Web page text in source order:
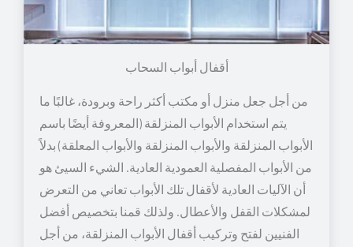
أقفال أبواب السحاب
من أجل جعل منزل أو مكتب أكثر راحة وبرودة، غالبًا ما
يتم استخدام الأبواب المنزلقة (المعروفة أيضًا باسم
الأبواب المنزلقة والأبواب المنزلقة والأبواب المعلقة) بدلاً
من الأبواب المفصلية العمودية العادية. الشيء السيئ هو
أن الآليات العادية لأقفال تلك الأبواب تعاني من التعرض
لمشكلات القفل والأعطال. ولذلك قمنا بتخصيص أفضل
الفنيين لفتح وتركيب أقفال الأبواب المنزلقة، من أجل